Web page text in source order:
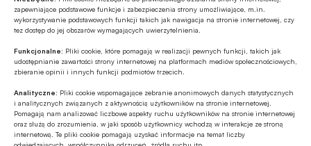
zapewniające podstawowe funkcje i zabezpieczenia strony umożliwiające, m.in.
wykorzystywanie podstawowych funkcji takich jak nawigacja na stronie internetowej, czy
tez dostęp do jej obszarów wymagających uwierzytelnienia.
Funkcjonalne: Pliki cookie, które pomagają w realizacji pewnych funkcji, takich jak
udostępnianie zawartości strony internetowej na platformach mediów społecznościowych,
zbieranie opinii i innych funkcji podmiotów trzecich.
Analityczne: Pliki cookie wspomagające zebranie anonimowych danych statystycznych
i analitycznych związanych z aktywnością użytkowników na stronie internetowej.
Pomagają nam analizować liczbowe aspekty ruchu użytkowników na stronie internetowej
oraz służą do zrozumienia, w jaki sposób użytkownicy wchodzą w interakcje ze stroną
internetową. Te pliki cookie pomagają uzyskać informacje na temat liczby
odwiedzających, współczynnika odrzuceń, źródła ruchu itp.
użytkowników przed atakami „ransomware”
11.07.2016 14:58
krytycznych
Dyrektywa NIS (ang. Network and Information Security
Directive) dotycząca bezpieczeństwa sieci